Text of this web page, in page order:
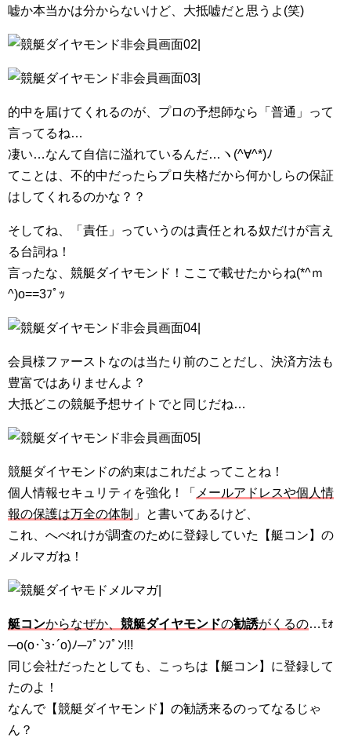
嘘か本当かは分からないけど、大抵嘘だと思うよ(笑)
的中を届けてくれるのが、プロの予想師なら「普通」って
言ってるね…
凄い…なんて自信に溢れているんだ…ヽ(^∀^*)ﾉ
てことは、不的中だったらプロ失格だから何かしらの保証
はしてくれるのかな？？
そしてね、「責任」っていうのは責任とれる奴だけが言え
る台詞ね！
言ったな、競艇ダイヤモンド！ここで載せたからね(*^ｍ
^)o==3ﾌﾟｯ
会員様ファーストなのは当たり前のことだし、決済方法も
豊富ではありませんよ？
大抵どこの競艇予想サイトでと同じだね…
競艇ダイヤモンドの約束はこれだよってことね！
個人情報セキュリティを強化！「 メールアドレスや個人情
報の保護は万全の体制 」と書いてあるけど、
これ、へべれけが調査のために登録していた【艇コン】の
メルマガね！
艇コンからなぜか、 競艇ダイヤモンドの勧誘がくるの…ﾓｫ
─o(o･`з･´o)ﾉ─ﾌﾟﾝﾌﾟﾝ!!!
同じ会社だったとしても、こっちは【艇コン】に登録して
たのよ！
なんで【競艇ダイヤモンド】の勧誘来るのってなるじゃ
ん？